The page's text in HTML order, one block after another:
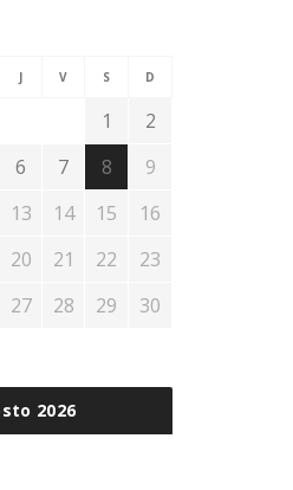
2026
J V S D
1
2
6 7 8
9
13 14 15
16
20 21 22
23
27 28 29
30